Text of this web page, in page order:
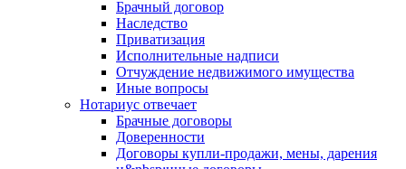
Брачный договор
Наследство
Приватизация
Исполнительные надписи
Отчуждение недвижимого имущества
Иные вопросы
Нотариус отвечает
Брачные договоры
Доверенности
Договоры купли-продажи, мены, дарения